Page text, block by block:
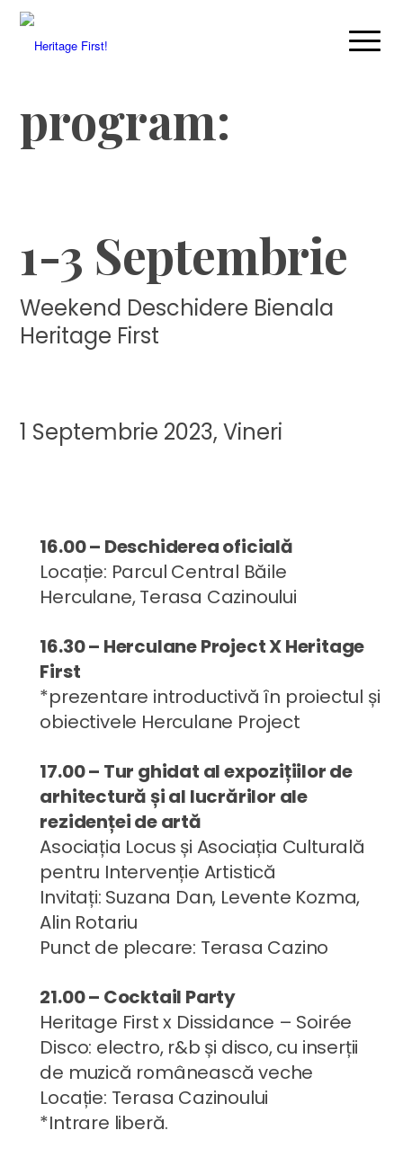
program:
❑
1-3 Septembrie
Weekend Deschidere Bienala
Heritage First
1 Septembrie 2023, Vineri
16.00 – Deschiderea oficială
Locație: Parcul Central Băile
Herculane, Terasa Cazinoului
16.30 – Herculane Project X Heritage
First
*prezentare introductivă în proiectul și
obiectivele Herculane Project
17.00 – Tur ghidat al expozițiilor de
arhitectură și al lucrărilor ale
rezidenței de artă
Asociația Locus și Asociația Culturală
pentru Intervenție Artistică
Invitați: Suzana Dan, Levente Kozma,
Alin Rotariu
Punct de plecare: Terasa Cazino
21.00 – Cocktail Party
Heritage First x Dissidance – Soirée
Disco: electro, r&b și disco, cu inserții
de muzică românească veche
Locație: Terasa Cazinoului
*Intrare liberă.